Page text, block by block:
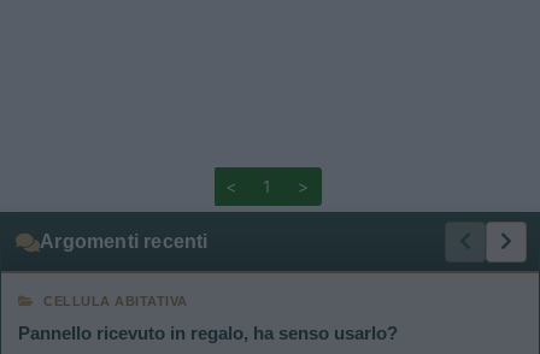
< 1 >
Argomenti recenti
CELLULA ABITATIVA
Pannello ricevuto in regalo, ha senso usarlo?